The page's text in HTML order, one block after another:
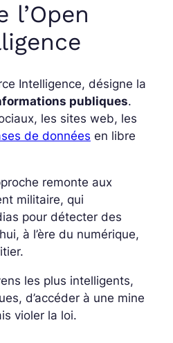
l’Open
Intelligence, désigne la
publiques.
les sites web, les
de données en libre
remonte aux
militaire, qui
pour détecter des
à l’ère du numérique,
les plus intelligents,
d’accéder à une mine
violer la loi.